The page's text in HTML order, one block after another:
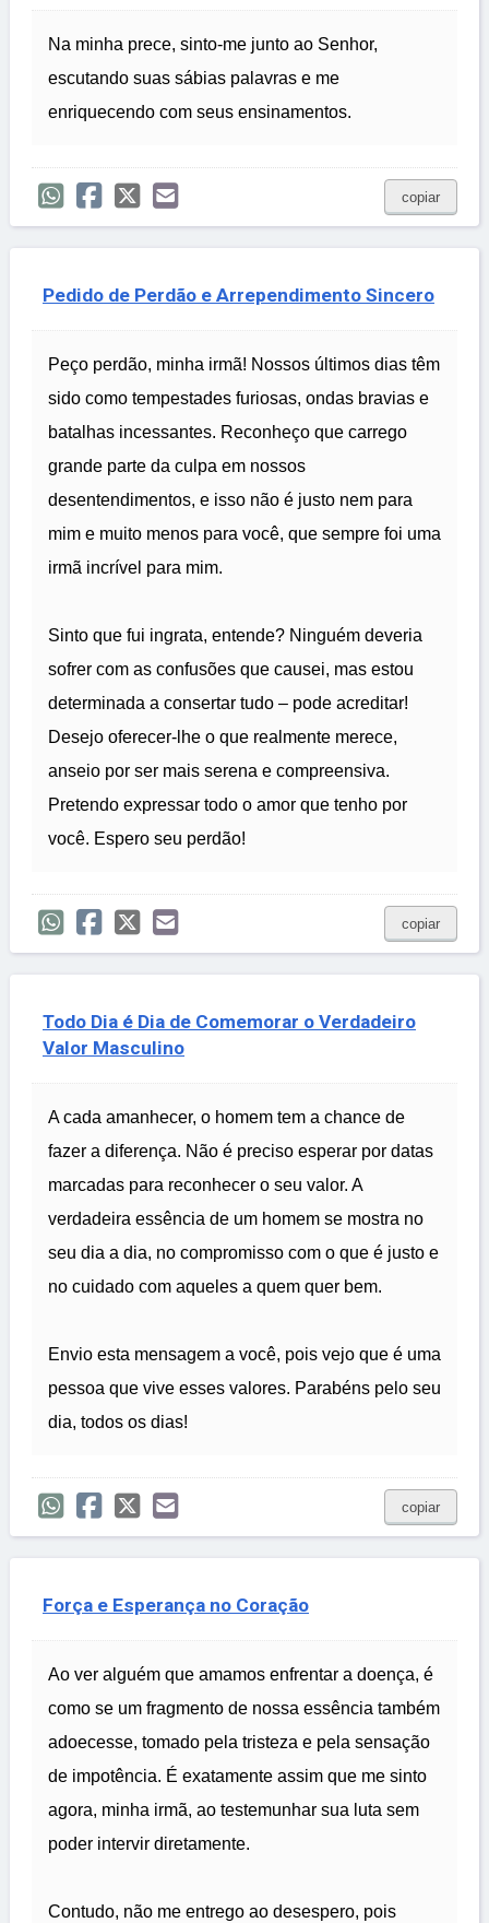
Na minha prece, sinto-me junto ao Senhor,
escutando suas sábias palavras e me
enriquecendo com seus ensinamentos.
copiar
Pedido de Perdão e Arrependimento Sincero
Peço perdão, minha irmã! Nossos últimos dias têm
sido como tempestades furiosas, ondas bravias e
batalhas incessantes. Reconheço que carrego
grande parte da culpa em nossos
desentendimentos, e isso não é justo nem para
mim e muito menos para você, que sempre foi uma
irmã incrível para mim.
Sinto que fui ingrata, entende? Ninguém deveria
sofrer com as confusões que causei, mas estou
determinada a consertar tudo – pode acreditar!
Desejo oferecer-lhe o que realmente merece,
anseio por ser mais serena e compreensiva.
Pretendo expressar todo o amor que tenho por
você. Espero seu perdão!
copiar
Todo Dia é Dia de Comemorar o Verdadeiro
Valor Masculino
A cada amanhecer, o homem tem a chance de
fazer a diferença. Não é preciso esperar por datas
marcadas para reconhecer o seu valor. A
verdadeira essência de um homem se mostra no
seu dia a dia, no compromisso com o que é justo e
no cuidado com aqueles a quem quer bem.
Envio esta mensagem a você, pois vejo que é uma
pessoa que vive esses valores. Parabéns pelo seu
dia, todos os dias!
copiar
Força e Esperança no Coração
Ao ver alguém que amamos enfrentar a doença, é
como se um fragmento de nossa essência também
adoecesse, tomado pela tristeza e pela sensação
de impotência. É exatamente assim que me sinto
agora, minha irmã, ao testemunhar sua luta sem
poder intervir diretamente.
Contudo, não me entrego ao desespero, pois